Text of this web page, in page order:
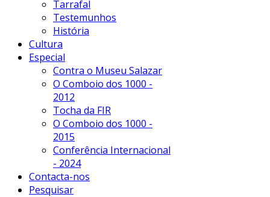
Tarrafal
Testemunhos
História
Cultura
Especial
Contra o Museu Salazar
O Comboio dos 1000 -
2012
Tocha da FIR
O Comboio dos 1000 -
2015
Conferência Internacional
- 2024
Contacta-nos
Pesquisar